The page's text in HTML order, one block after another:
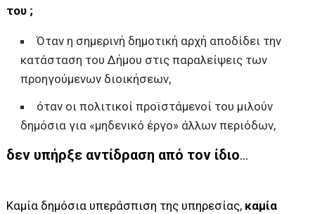
του ;
Όταν η σημερινή δημοτική αρχή αποδίδει την
κατάσταση του Δήμου στις παραλείψεις των
προηγούμενων διοικήσεων,
όταν οι πολιτικοί προϊστάμενοί του μιλούν
δημόσια για «μηδενικό έργο» άλλων περιόδων,
δεν υπήρξε αντίδραση από τον ίδιο…
Καμία δημόσια υπεράσπιση της υπηρεσίας, καμία